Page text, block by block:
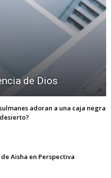
de Dios
adoran a una caja negra
Aisha en Perspectiva